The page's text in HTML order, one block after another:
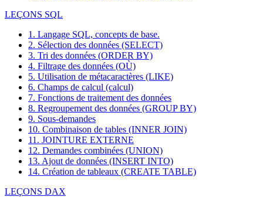
LEÇONS SQL
1. Langage SQL, concepts de base.
2. Sélection des données (SELECT)
3. Tri des données (ORDER BY)
4. Filtrage des données (OÙ)
5. Utilisation de métacaractères (LIKE)
6. Champs de calcul (calcul)
7. Fonctions de traitement des données
8. Regroupement des données (GROUP BY)
9. Sous-demandes
10. Combinaison de tables (INNER JOIN)
11. JOINTURE EXTERNE
12. Demandes combinées (UNION)
13. Ajout de données (INSERT INTO)
14. Création de tableaux (CREATE TABLE)
LEÇONS DAX